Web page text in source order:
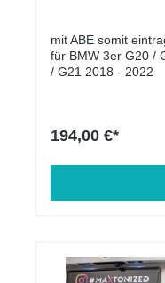
mit ABE somit
für BMW 3er G20 /
/ G21 2018 - 2022 Lieferumfang: Diffusor Heck
194,00 €*